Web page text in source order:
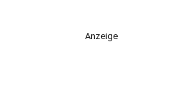
Anzeige